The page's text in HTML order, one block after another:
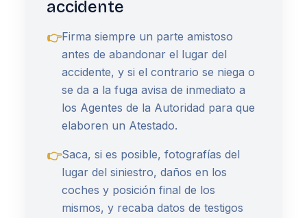
accidente
👉Firma siempre un parte amistoso
antes de abandonar el lugar del
accidente, y si el contrario se niega o
se da a la fuga avisa de inmediato a
los Agentes de la Autoridad para que
elaboren un Atestado.
👉Saca, si es posible, fotografías del
lugar del siniestro, daños en los
coches y posición final de los
mismos, y recaba datos de testigos